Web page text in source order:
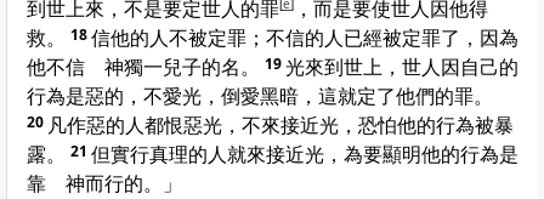
到世上來，不是要定世人的罪[e] ，而是要使世人因他得
救。
18信他的人不被定罪；不信的人已經被定罪了，因為
他不信 神獨一兒子的名。
19光來到世上，世人因自己的
行為是惡的，不愛光，倒愛黑暗，這就定了他們的罪。
20 凡作惡的人都恨惡光，不來接近光，恐怕他的行為被暴
露。
21 但實行真理的人就來接近光，為要顯明他的行為是
靠 神而行的。」